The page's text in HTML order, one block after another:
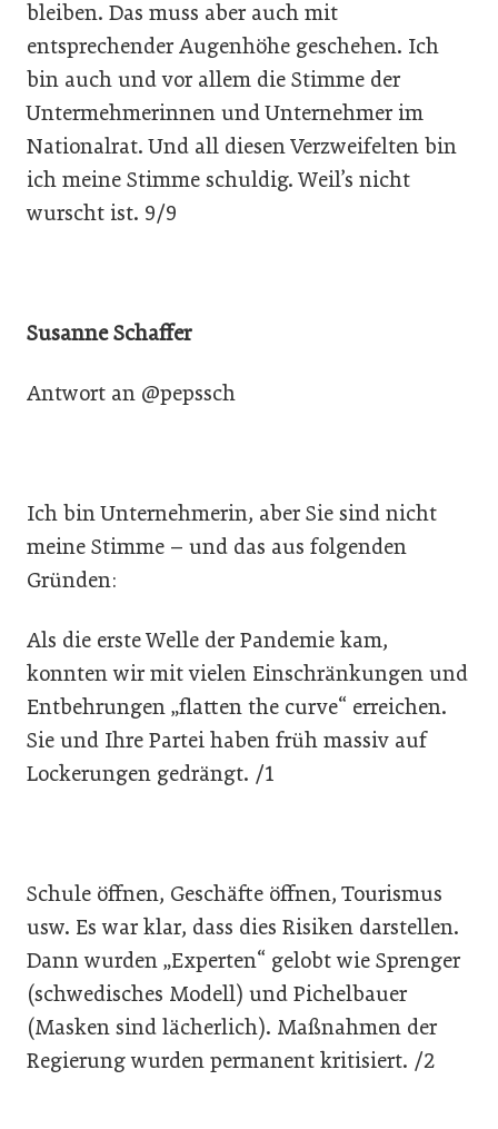
bleiben. Das muss aber auch mit
entsprechender Augenhöhe geschehen. Ich
bin auch und vor allem die Stimme der
Untermehmerinnen und Unternehmer im
Nationalrat. Und all diesen Verzweifelten bin
ich meine Stimme schuldig. Weil’s nicht
wurscht ist. 9/9
Susanne Schaffer
Antwort an @pepssch
Ich bin Unternehmerin, aber Sie sind nicht
meine Stimme – und das aus folgenden
Gründen:
Als die erste Welle der Pandemie kam,
konnten wir mit vielen Einschränkungen und
Entbehrungen „flatten the curve“ erreichen.
Sie und Ihre Partei haben früh massiv auf
Lockerungen gedrängt. /1
Schule öffnen, Geschäfte öffnen, Tourismus
usw. Es war klar, dass dies Risiken darstellen.
Dann wurden „Experten“ gelobt wie Sprenger
(schwedisches Modell) und Pichelbauer
(Masken sind lächerlich). Maßnahmen der
Regierung wurden permanent kritisiert. /2